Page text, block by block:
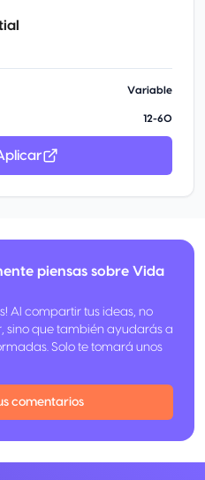
Variable
12-60
piensas sobre Vida
Al compartir tus ideas, no
sino que también ayudarás a
Solo te tomará unos
comentarios